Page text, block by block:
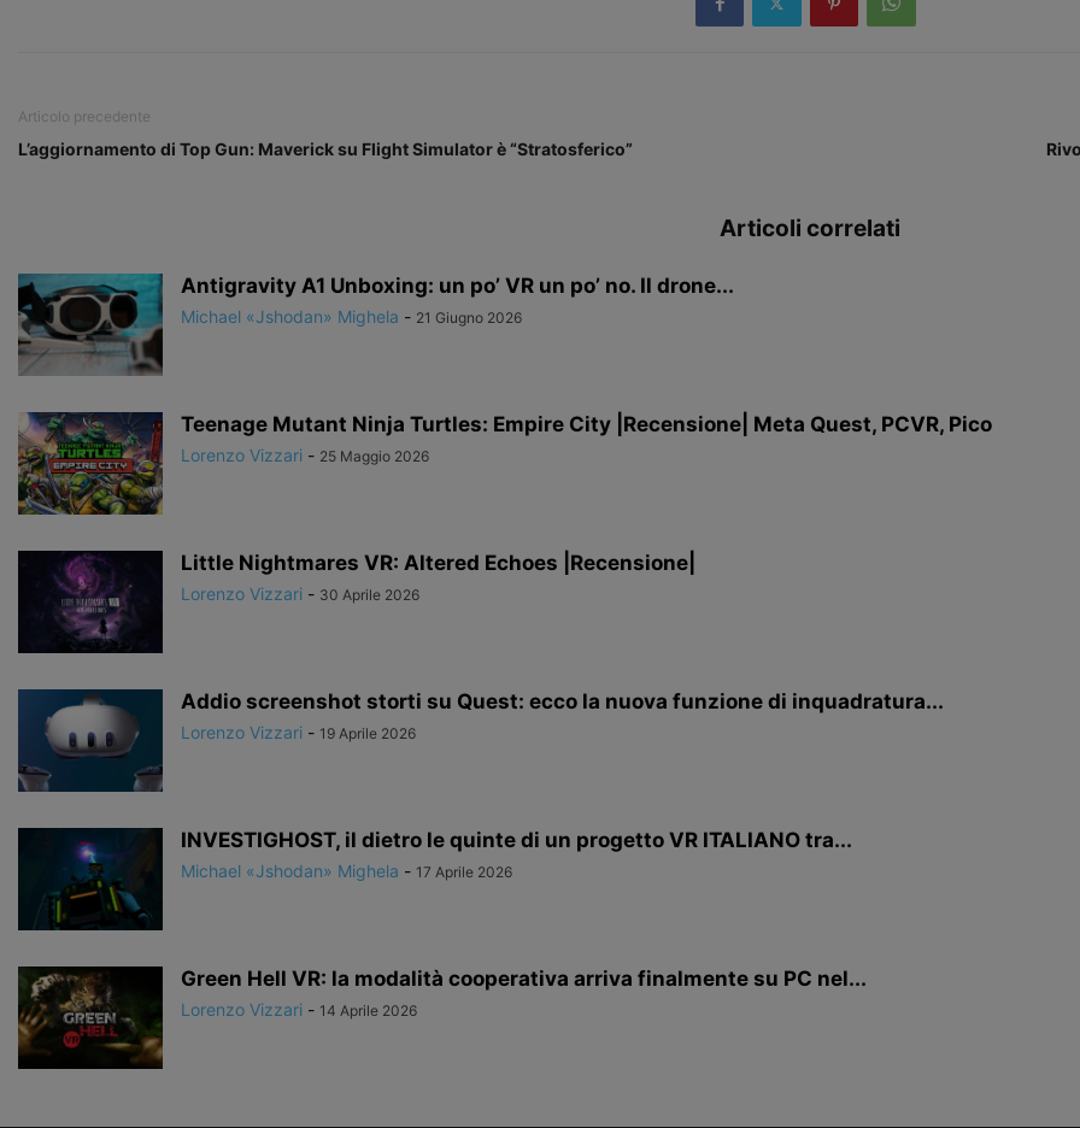
Articolo precedente
L’aggiornamento di Top Gun: Maverick su Flight Simulator è “Stratosferico”
Articoli correlati
Antigravity A1 Unboxing: un po’ VR un po’ no. Il drone...
Michael «Jshodan» Mighela - 21 Giugno 2026
Teenage Mutant Ninja Turtles: Empire City |Recensione| Meta Quest, PCVR, Pico
Lorenzo Vizzari - 25 Maggio 2026
Little Nightmares VR: Altered Echoes |Recensione|
Lorenzo Vizzari - 30 Aprile 2026
Addio screenshot storti su Quest: ecco la nuova funzione di inquadratura...
Lorenzo Vizzari - 19 Aprile 2026
INVESTIGHOST, il dietro le quinte di un progetto VR ITALIANO tra...
Michael «Jshodan» Mighela - 17 Aprile 2026
Green Hell VR: la modalità cooperativa arriva finalmente su PC nel...
Lorenzo Vizzari - 14 Aprile 2026